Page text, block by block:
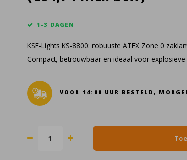
1-3 DAGEN
KSE-Lights KS-8800: robuuste ATEX Zone 0
Compact, betrouwbaar en ideaal voor
VOOR 14:00 UUR BESTELD,